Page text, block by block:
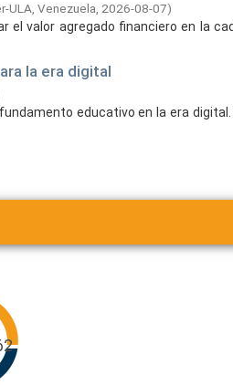
ULA, Venezuela, 2026-08-07)
valor agregado financiero en la
la era digital
educativo en la era digital.